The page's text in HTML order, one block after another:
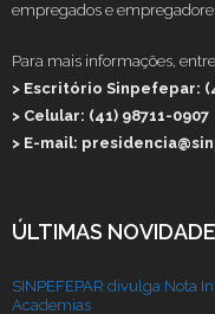
empregados e
Para mais informações,
> Escritório Sinpefepar:
> Celular: (41) 98711-0907
> E-mail:
ÚLTIMAS
SINPEFEPAR divulga Nota
Academias